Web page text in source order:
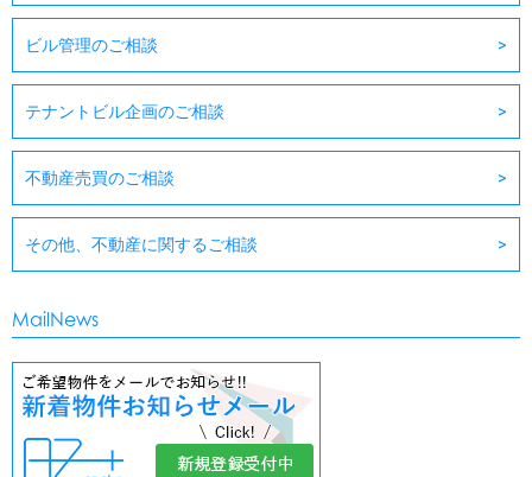
ビル管理のご相談
テナントビル企画のご相談
不動産売買のご相談
その他、不動産に関するご相談
MailNews